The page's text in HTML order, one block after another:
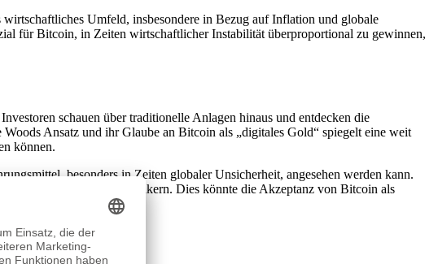
Umfeld, insbesondere in Bezug auf Inflation und globale
für Bitcoin, in Zeiten wirtschaftlicher Instabilität überproportional zu gewinnen,
schauen über traditionelle Anlagen hinaus und entdecken die
Ansatz und ihr Glaube an Bitcoin als „digitales Gold“ spiegelt eine weit
können.
besonders in Zeiten globaler Unsicherheit, angesehen werden kann.
am Finanzmarkt verankern. Dies könnte die Akzeptanz von Bitcoin als